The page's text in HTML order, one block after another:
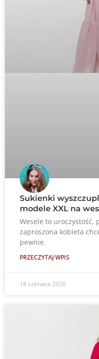
Sukienki
modele XXL na
Wesele to uroczystość,
zaproszona kobieta
pewnie.
PRZECZYTAJ WPIS
18 czerwca 2026